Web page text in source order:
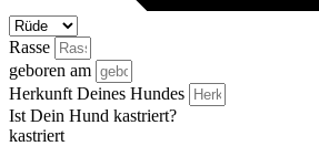
Rasse
geboren am
Herkunft Deines Hundes
Ist Dein Hund kastriert?
kastriert